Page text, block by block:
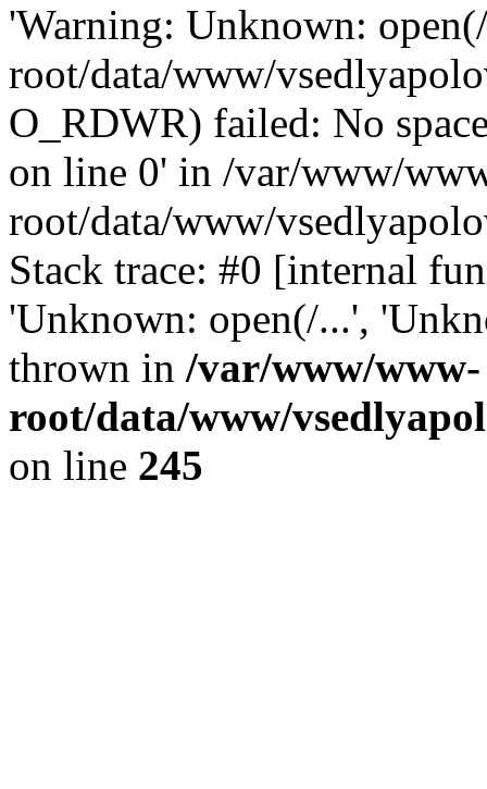
'Warning: Unknown:
root/data/www/
O_RDWR) failed: No
on line 0' in /var/www/
root/data/www/
Stack trace: #0 [internal
'Unknown: open(/...',
thrown in /var/www/www-
root/data/www/
on line 245